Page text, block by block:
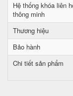
Hệ thống khóa liên
thông minh
Thương hiệu
Bảo hành
Chi tiết sản phẩm